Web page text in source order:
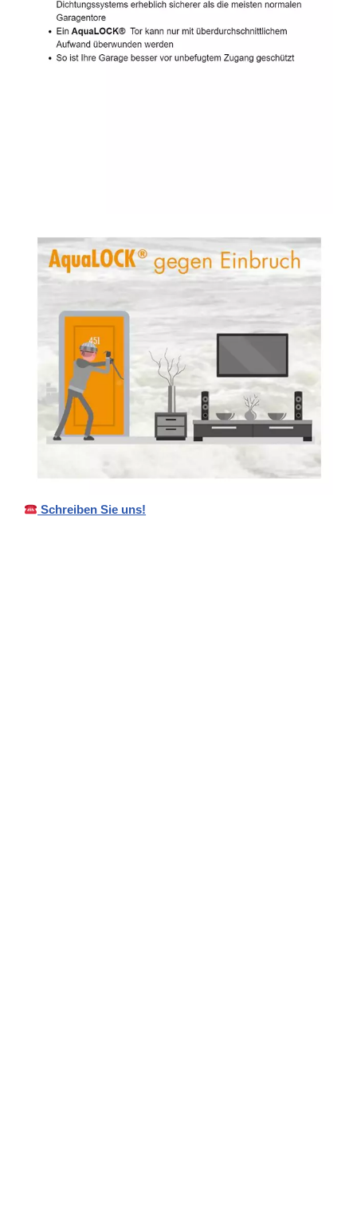
Schreiben Sie uns!